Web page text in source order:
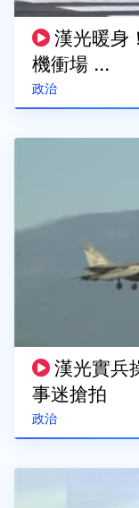
政治
漢光暖身
機衝場 ...
政治
漢光實兵
事迷搶拍